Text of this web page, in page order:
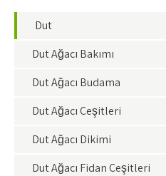
Dut
Dut Ağacı Bakımı
Dut Ağacı Budama
Dut Ağacı Çeşitleri
Dut Ağacı Dikimi
Dut Ağacı Fidan Çeşitleri